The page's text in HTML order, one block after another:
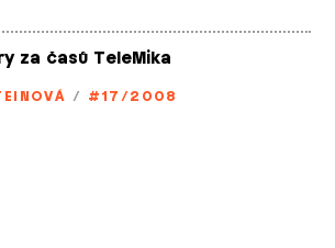
za časů TeleMika
/ #17/2008